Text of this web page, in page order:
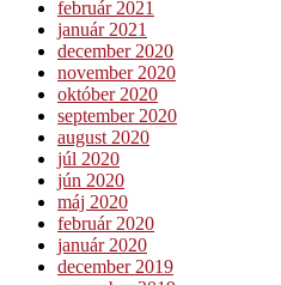
február 2021
január 2021
december 2020
november 2020
október 2020
september 2020
august 2020
júl 2020
jún 2020
máj 2020
február 2020
január 2020
december 2019